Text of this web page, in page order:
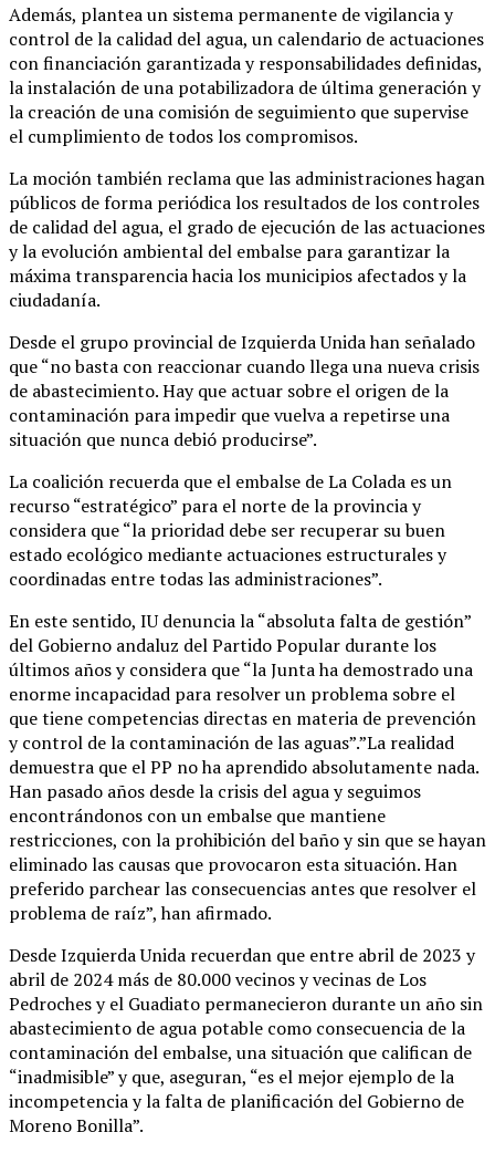
Además, plantea un sistema permanente de vigilancia y
control de la calidad del agua, un calendario de actuaciones
con financiación garantizada y responsabilidades definidas,
la instalación de una potabilizadora de última generación y
la creación de una comisión de seguimiento que supervise
el cumplimiento de todos los compromisos.
La moción también reclama que las administraciones hagan
públicos de forma periódica los resultados de los controles
de calidad del agua, el grado de ejecución de las actuaciones
y la evolución ambiental del embalse para garantizar la
máxima transparencia hacia los municipios afectados y la
ciudadanía.
Desde el grupo provincial de Izquierda Unida han señalado
que “no basta con reaccionar cuando llega una nueva crisis
de abastecimiento. Hay que actuar sobre el origen de la
contaminación para impedir que vuelva a repetirse una
situación que nunca debió producirse”.
La coalición recuerda que el embalse de La Colada es un
recurso “estratégico” para el norte de la provincia y
considera que “la prioridad debe ser recuperar su buen
estado ecológico mediante actuaciones estructurales y
coordinadas entre todas las administraciones”.
En este sentido, IU denuncia la “absoluta falta de gestión”
del Gobierno andaluz del Partido Popular durante los
últimos años y considera que “la Junta ha demostrado una
enorme incapacidad para resolver un problema sobre el
que tiene competencias directas en materia de prevención
y control de la contaminación de las aguas”.”La realidad
demuestra que el PP no ha aprendido absolutamente nada.
Han pasado años desde la crisis del agua y seguimos
encontrándonos con un embalse que mantiene
restricciones, con la prohibición del baño y sin que se hayan
eliminado las causas que provocaron esta situación. Han
preferido parchear las consecuencias antes que resolver el
problema de raíz”, han afirmado.
Desde Izquierda Unida recuerdan que entre abril de 2023 y
abril de 2024 más de 80.000 vecinos y vecinas de Los
Pedroches y el Guadiato permanecieron durante un año sin
abastecimiento de agua potable como consecuencia de la
contaminación del embalse, una situación que califican de
“inadmisible” y que, aseguran, “es el mejor ejemplo de la
incompetencia y la falta de planificación del Gobierno de
Moreno Bonilla”.